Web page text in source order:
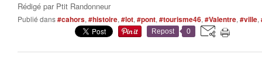
Rédigé par Ptit Randonneur
Publié dans#cahors, #histoire, #lot, #pont, #tourisme46, #Valentre, #ville,
Repost 0